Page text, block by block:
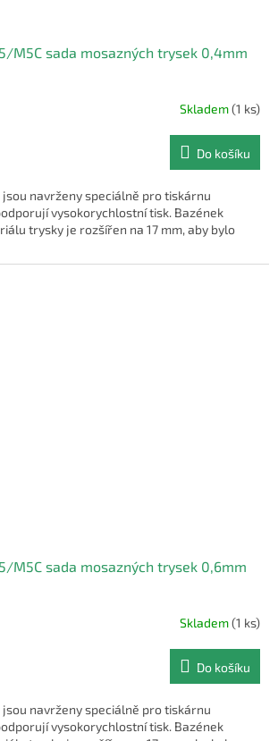
M5C sada mosazných trysek 0,4mm
Skladem(1 ks)
Do košíku
navrženy speciálně pro tiskárnu
vysokorychlostní tisk. Bazének
trysky je rozšířen na 17 mm, aby bylo
M5C sada mosazných trysek 0,6mm
Skladem(1 ks)
Do košíku
navrženy speciálně pro tiskárnu
vysokorychlostní tisk. Bazének